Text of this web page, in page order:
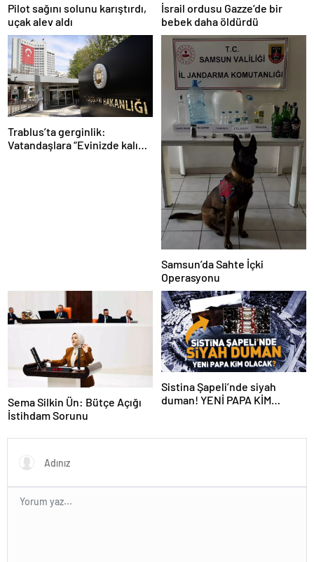
Pilot sağını solunu karıştırdı,
uçak alev aldı
İsrail ordusu Gazze’de bir
bebek daha öldürdü
Trablus’ta gerginlik:
Vatandaşlara “Evinizde kalın”
Samsun’da Sahte İçki
Operasyonu
Sema Silkin Ün: Bütçe Açığı
İstihdam Sorunu
Sistina Şapeli’nde siyah
duman! YENİ PAPA KİM